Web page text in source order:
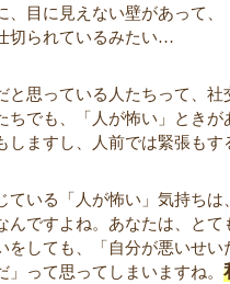
、目に見えない壁があって、
切られているみたい…
と思っている人たちって、社
ちでも、「人が怖い」ときが
しますし、人前では緊張もす
ている「人が怖い」気持ちは
んですよね。あなたは、とて
をしても、「自分が悪いせい
」って思ってしまいますね。